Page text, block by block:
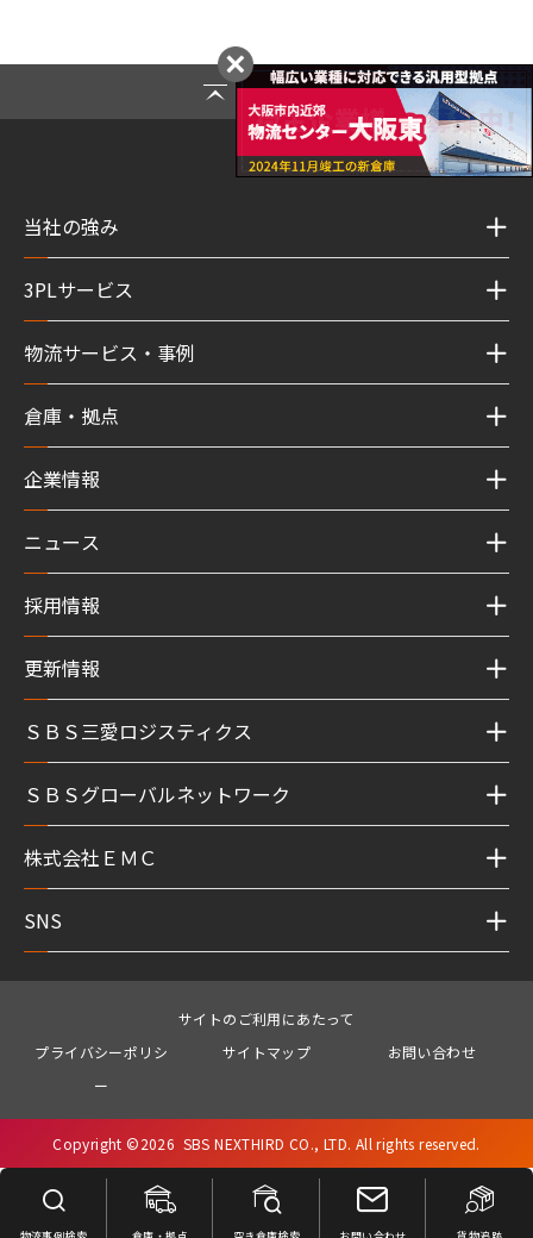
Page Top
当社の強み
3PLサービス
物流サービス・事例
倉庫・拠点
企業情報
ニュース
採用情報
更新情報
ＳＢＳ三愛ロジスティクス
ＳＢＳグローバルネットワーク
SNS
株式会社ＥＭＣ
サイトのご利用にあたって
プライバシーポリシ
ー
サイトマップ お問い合わせ
Copyright ©2026 SBS NEXTHIRD CO., LTD. All rights reserved.